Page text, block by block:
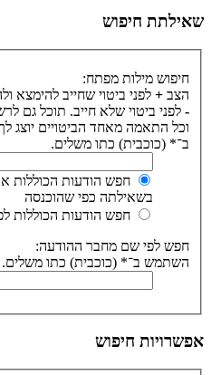
שאילתת חיפוש
חיפוש מילות מפתח:
הצב + לפני ביטוי שחייב להימצא
- לפני ביטוי שלא חייב. תוכל גם
וכל התאמה מאחד הביטויים יוצג
ב־* (כוכבית) כתו משלים.
חפש הודעות הכוללות
בשאילתה כפי שהוכנסה
חפש הודעות הכוללות
חפש לפי שם מחבר ההודעה:
השתמש ב־* (כוכבית) כתו משלים.
אפשרויות חיפוש